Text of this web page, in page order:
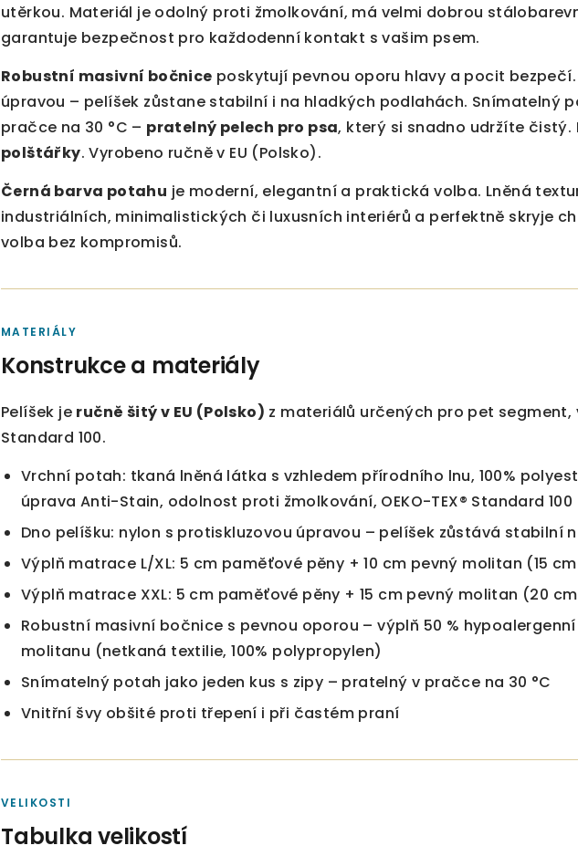
utěrkou. Materiál je odolný proti žmolkování, má velmi dobrou
garantuje bezpečnost pro každodenní kontakt s vašim psem.
Robustní masivní bočnice poskytují pevnou oporu hlavy a pocit
úpravou – pelíšek zůstane stabilní i na hladkých podlahách. Snímatelný
pračce na 30 °C – pratelný pelech pro psa, který si snadno udržíte
polštářky. Vyrobeno ručně v EU (Polsko).
Černá barva potahu je moderní, elegantní a praktická volba. Lněná
industriálních, minimalistických či luxusních interiérů a perfektně skryje
volba bez kompromisů.
MATERIÁLY
Konstrukce a materiály
Pelíšek je ručně šitý v EU (Polsko) z materiálů určených pro pet segment,
Standard 100.
Vrchní potah: tkaná lněná látka s vzhledem přírodního lnu, 100%
úprava Anti-Stain, odolnost proti žmolkování, OEKO-TEX® Standard 100
Dno pelíšku: nylon s protiskluzovou úpravou – pelíšek zůstává stabilní
Výplň matrace L/XL: 5 cm paměťové pěny + 10 cm pevný molitan (15
Výplň matrace XXL: 5 cm paměťové pěny + 15 cm pevný molitan (20
Robustní masivní bočnice s pevnou oporou – výplň 50 %
molitanu (netkaná textilie, 100% polypropylen)
Snímatelný potah jako jeden kus s zipy – pratelný v pračce na 30 °C
Vnitřní švy obšité proti třepení i při častém praní
VELIKOSTI
Tabulka velikostí